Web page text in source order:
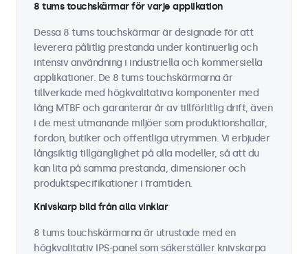
8 tums touchskärmar för varje applikation
Dessa 8 tums touchskärmar är designade för att
leverera pålitlig prestanda under kontinuerlig och
intensiv användning i industriella och kommersiella
applikationer. De 8 tums touchskärmarna är
tillverkade med högkvalitativa komponenter med
lång MTBF och garanterar år av tillförlitlig drift, även
i de mest utmanande miljöer som produktionshallar,
fordon, butiker och offentliga utrymmen. Vi erbjuder
långsiktig tillgänglighet på alla modeller, så att du
kan lita på samma prestanda, dimensioner och
produktspecifikationer i framtiden.
Knivskarp bild från alla vinklar
8 tums touchskärmarna är utrustade med en
högkvalitativ IPS-panel som säkerställer knivskarpa